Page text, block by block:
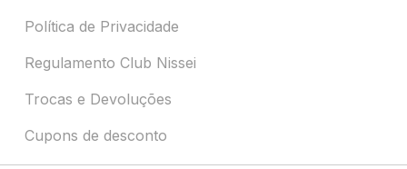
Política de Privacidade
Regulamento Club Nissei
Trocas e Devoluções
Cupons de desconto